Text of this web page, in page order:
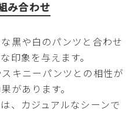
み合わせ
黒や白のパンツと合わせ
印象を与えます。
キニーパンツとの相性が
があります。
、カジュアルなシーンで